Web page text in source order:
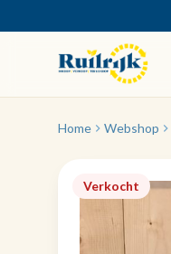
Home Webshop
Verkocht